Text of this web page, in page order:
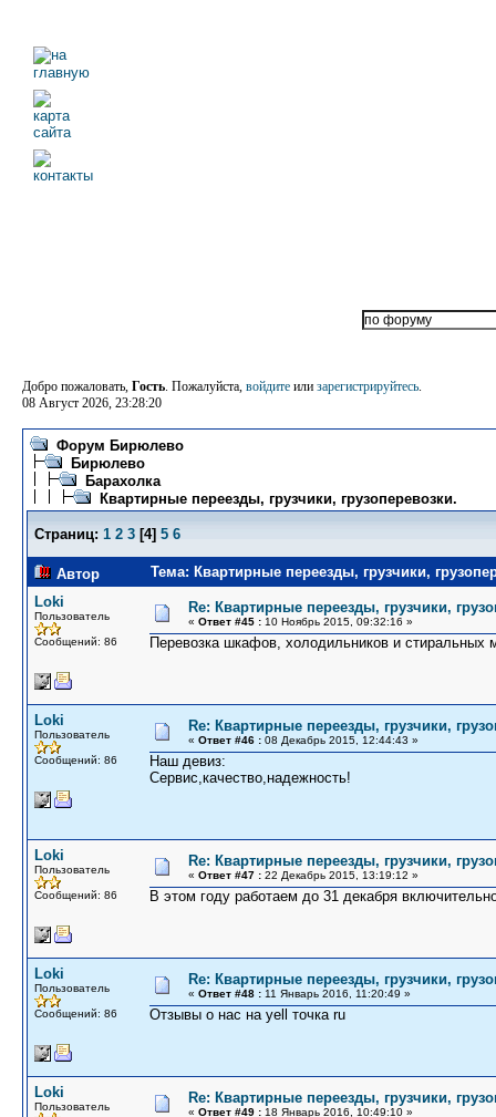
Добро пожаловать, Гость. Пожалуйста, войдите или зарегистрируйтесь.
08 Август 2026, 23:28:20
Форум Бирюлево
Бирюлево
Барахолка
Квартирные переезды, грузчики, грузоперевозки.
Страниц: 1 2 3 [4] 5 6
Автор
Тема: Квартирные переезды, грузчики,
Loki
Пользователь
Сообщений: 86
Re: Квартирные переезды, грузчики,
« Ответ #45 : 10 Ноябрь 2015, 09:32:16 »
Перевозка шкафов, холодильников и стиральных
Loki
Пользователь
Сообщений: 86
Re: Квартирные переезды, грузчики,
« Ответ #46 : 08 Декабрь 2015, 12:44:43 »
Наш девиз:
Сервис,качество,надежность!
Loki
Пользователь
Сообщений: 86
Re: Квартирные переезды, грузчики,
« Ответ #47 : 22 Декабрь 2015, 13:19:12 »
В этом году работаем до 31 декабря
Loki
Пользователь
Сообщений: 86
Re: Квартирные переезды, грузчики,
« Ответ #48 : 11 Январь 2016, 11:20:49 »
Отзывы о нас на yell точка ru
Loki
Пользователь
Re: Квартирные переезды, грузчики,
« Ответ #49 : 18 Январь 2016, 10:49:10 »